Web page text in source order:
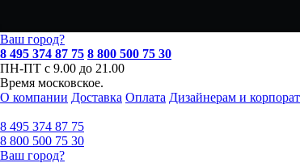
Ваш город?
8 495 374 87 75 8 800 500 75 30
ПН-ПТ с 9.00 до 21.00
Время московское.
О компании Доставка Оплата Дизайнерам и
8 495 374 87 75
8 800 500 75 30
Ваш город?